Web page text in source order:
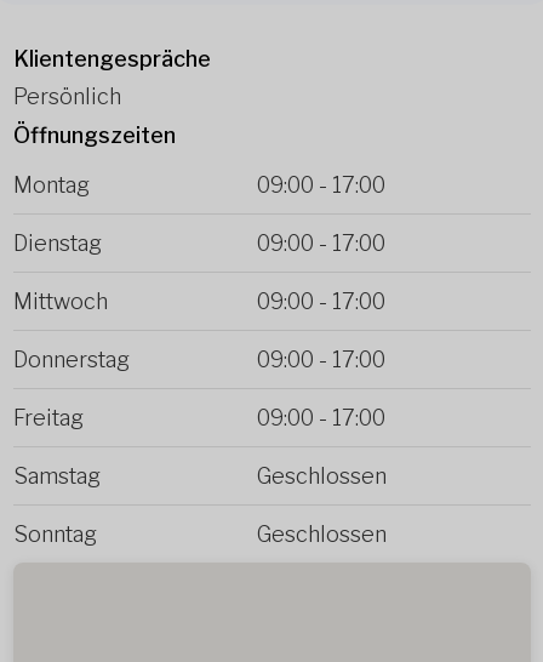
Klientengespräche
Persönlich
Öffnungszeiten
Montag
09:00 - 17:00
Dienstag 09:00 - 17:00
Mittwoch 09:00 - 17:00
Donnerstag 09:00 - 17:00
Freitag 09:00 - 17:00
Samstag Geschlossen
Sonntag Geschlossen